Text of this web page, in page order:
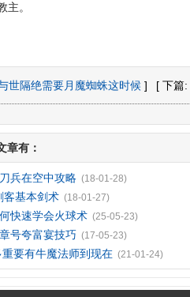
主。
世隔绝需要月魔蜘蛛这时候 ] [ 下篇:
章有：
兵在空中攻略 (18-01-28)
客基本剑术 (18-01-27)
快速学会火球术 (25-05-23)
号夸富宴技巧 (17-05-23)
要有牛魔法师到现在 (21-01-24)